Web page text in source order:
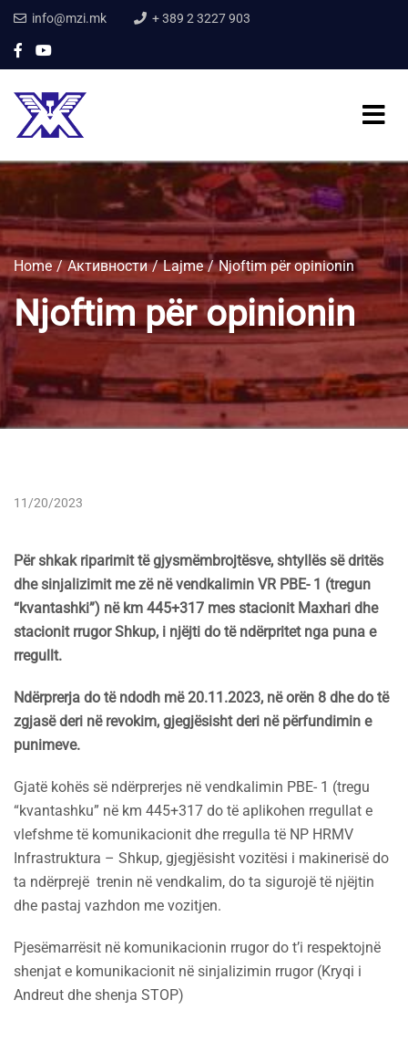
info@mzi.mk + 389 2 3227 903
Home Активности Lajme Njoftim për opinionin
Njoftim për opinionin
11/20/2023
Për shkak riparimit të gjysmëmbrojtësve, shtyllës së dritës
dhe sinjalizimit me zë në vendkalimin VR PBE- 1 (tregun
“kvantashki”) në km 445+317 mes stacionit Maxhari dhe
stacionit rrugor Shkup, i njëjti do të ndërpritet nga puna e
rregullt.
Ndërprerja do të ndodh më 20.11.2023, në orën 8 dhe do të
zgjasë deri në revokim, gjegjësisht deri në përfundimin e
punimeve.
Gjatë kohës së ndërprerjes në vendkalimin PBE- 1 (tregu
“kvantashku” në km 445+317 do të aplikohen rregullat e
vlefshme të komunikacionit dhe rregulla të NP HRMV
Infrastruktura – Shkup, gjegjësisht vozitësi i makinerisë do
ta ndërprejë trenin në vendkalim, do ta sigurojë të njëjtin
dhe pastaj vazhdon me vozitjen.
Pjesëmarrësit në komunikacionin rrugor do t’i respektojnë
shenjat e komunikacionit në sinjalizimin rrugor (Kryqi i
Andreut dhe shenja STOP)